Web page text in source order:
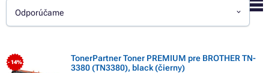
Odporúčame
- 14%
TonerPartner Toner PREMIUM pre BROTHER TN-
3380 (TN3380), black (čierny)